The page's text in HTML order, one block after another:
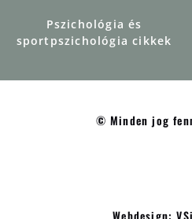
Pszichológia és
sportpszichológia cikkek
© Minden jog
Webdesign: